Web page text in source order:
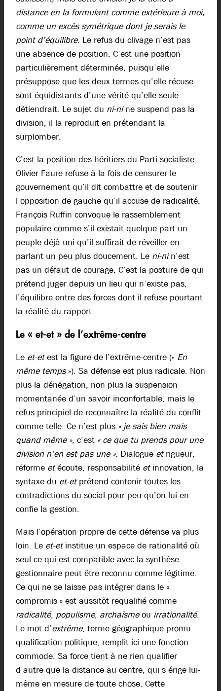
distance en la formulant comme extérieure à moi,
comme un excès symétrique dont je serais le
point d’équilibre. Le refus du clivage n’est pas
une absence de position. C’est une position
particulièrement déterminée, puisqu’elle
présuppose que les deux termes qu’elle récuse
sont équidistants d’une vérité qu’elle seule
détiendrait. Le sujet du ni-nine suspend pas la
division, il la reproduit en prétendant la
surplomber.
C’est la position des héritiers du Parti socialiste.
Olivier Faure refuse à la fois de censurer le
gouvernement qu’il dit combattre et de soutenir
l’opposition de gauche qu’il accuse de radicalité.
François Ruffin convoque le rassemblement
populaire comme s’il existait quelque part un
peuple déjà uni qu’il suffirait de réveiller en
parlant un peu plus doucement. Le ni-nin’est
pas un défaut de courage. C’est la posture de qui
prétend juger depuis un lieu qui n’existe pas,
l’équilibre entre des forces dont il refuse pourtant
la réalité du rapport.
Le « et-et » de l’extrême-centre
Le et-etest la figure de l’extrême-centre (« En
même temps»). Sa défense est plus radicale. Non
plus la dénégation, non plus la suspension
momentanée d’un savoir inconfortable, mais le
refus principiel de reconnaître la réalité du conflit
comme telle. Ce n’est plus « je sais bien mais
quand même », c’est « ce que tu prends pour une
division n’en est pas une ». Dialogue etrigueur,
réforme etécoute, responsabilité etinnovation, la
syntaxe du et-etprétend contenir toutes les
contradictions du social pour peu qu’on lui en
confie la gestion.
Mais l’opération propre de cette défense va plus
loin. Le et-etinstitue un espace de rationalité où
seul ce qui est compatible avec la synthèse
gestionnaire peut être reconnu comme légitime.
Ce qui ne se laisse pas intégrer dans le «
compromis » est aussitôt requalifié comme
radicalité, populisme, archaïsmeou irrationalité.
Le mot d’extrême, terme géographique promu
qualification politique, remplit ici une fonction
commode. Sa force tient à ne rien qualifier
d’autre que la distance au centre, qui s’érige lui-
même en mesure de toute chose. Cette